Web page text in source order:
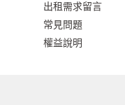
出租需求留言
常見問題
權益說明